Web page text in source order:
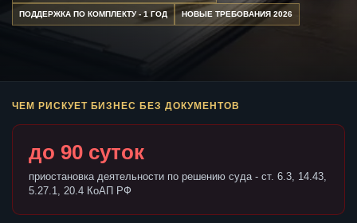
ПОДДЕРЖКА ПО КОМПЛЕКТУ - 1 ГОД НОВЫЕ ТРЕБОВАНИЯ 2026
ЧЕМ РИСКУЕТ БИЗНЕС БЕЗ ДОКУМЕНТОВ
до 90 суток
приостановка деятельности по решению суда - ст. 6.3, 14.43,
5.27.1, 20.4 КоАП РФ